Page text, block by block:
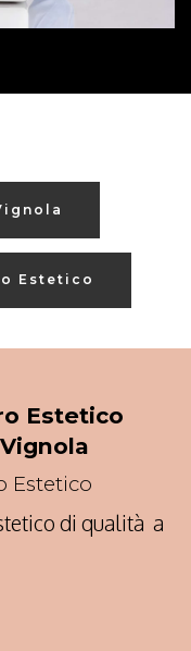
Estetico
Estetico
Estetico
di qualità a